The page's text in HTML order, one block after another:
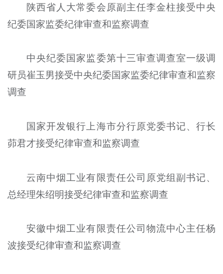
陕西省人大常委会原副主任李金柱接受中央
纪委国家监委纪律审查和监察调查
中央纪委国家监委第十三审查调查室一级调
研员崔玉男接受中央纪委国家监委纪律审查和监察
调查
国家开发银行上海市分行原党委书记、行长
茆君才接受纪律审查和监察调查
云南中烟工业有限责任公司原党组副书记、
总经理朱绍明接受纪律审查和监察调查
安徽中烟工业有限责任公司物流中心主任杨
波接受纪律审查和监察调查